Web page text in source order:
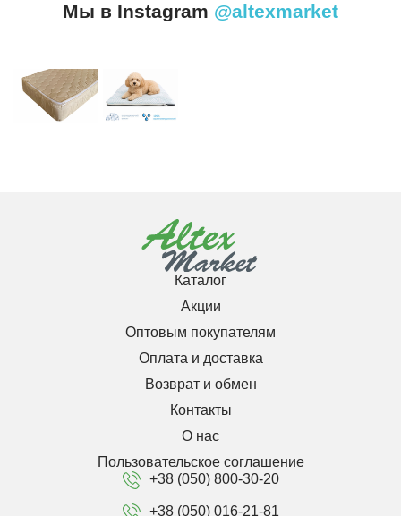
Мы в Instagram @altexmarket
Каталог
Акции
Оптовым покупателям
Оплата и доставка
Возврат и обмен
Контакты
О нас
Пользовательское соглашение
+38 (050) 800-30-20
+38 (050) 016-21-81